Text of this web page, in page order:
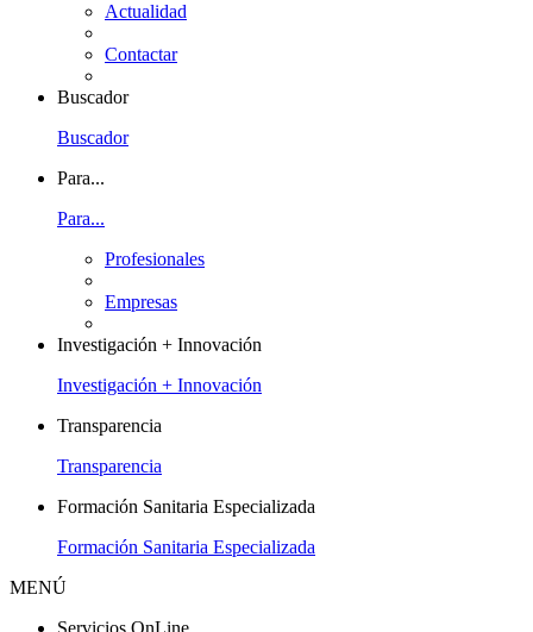
Actualidad
Contactar
Buscador
Buscador
Para...
Para...
Profesionales
Empresas
Investigación + Innovación
Investigación + Innovación
Transparencia
Transparencia
Formación Sanitaria Especializada
Formación Sanitaria Especializada
MENÚ
Servicios OnLine